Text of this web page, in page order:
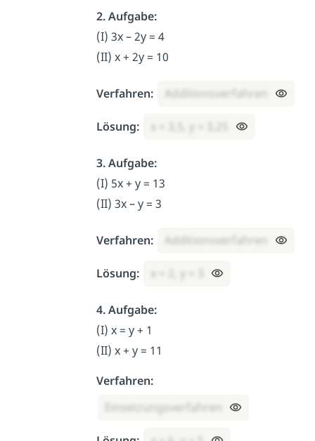
2. Aufgabe:
(I) 3x – 2y = 4
(II) x + 2y = 10
Verfahren: Additionsverfahren
Lösung: x = 3,5, y = 3,25
3. Aufgabe:
(I) 5x + y = 13
(II) 3x – y = 3
Verfahren: Additionsverfahren
Lösung: x = 2, y = 3
4. Aufgabe:
(I) x = y + 1
(II) x + y = 11
Verfahren:
Einsetzungsverfahren